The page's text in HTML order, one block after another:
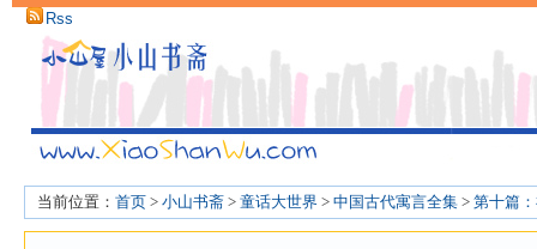
Rss
当前位置： 首页 > 小山书斋 > 童话大世界 > 中国古代寓言全集 > 第十篇